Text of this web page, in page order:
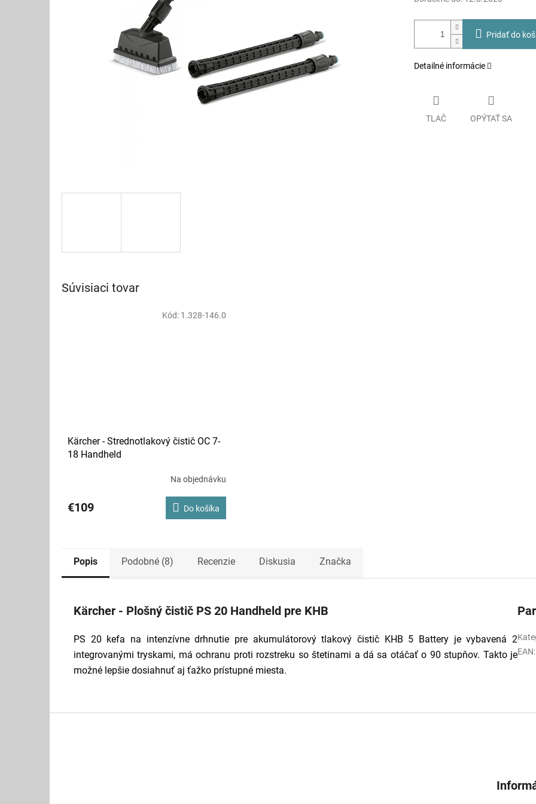
Pridať do
Detailné informácie
TLAČ OPÝTAŤ SA
Súvisiaci tovar
Kärcher - Strednotlakový čistič OC 7-
18 Handheld
Na objednávku
€109 Do košíka
Kód: 1.328-146.0
Popis Podobné (8) Recenzie Diskusia Značka
Kärcher - Plošný čistič PS 20 Handheld pre KHB
PS 20 kefa na intenzívne drhnutie pre akumulátorový tlakový čistič KHB 5 Battery je vybavená 2
integrovanými tryskami, má ochranu proti rozstreku so štetinami a dá sa otáčať o 90 stupňov. Takto je
možné lepšie dosiahnuť aj ťažko prístupné miesta.
EAN: